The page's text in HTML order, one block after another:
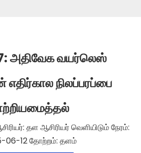
அதிவேக வயர்லெஸ்
நிலப்பரப்பை
தள ஆசிரியர் வெளியிடும் நேரம்:
06-12 தோற்றம்: தளம்